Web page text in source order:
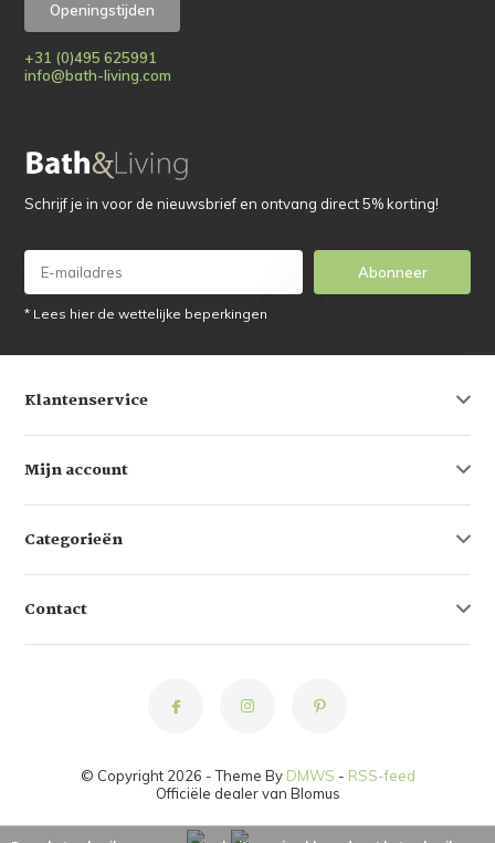
Openingstijden
+31 (0)495 625991
info@bath-living.com
Schrijf je in voor de nieuwsbrief en ontvang direct 5% korting!
Abonneer
* Lees hier de wettelijke beperkingen
Klantenservice
Mijn account
Categorieën
Contact
© Copyright 2026 - Theme By DMWS - RSS-feed
Officiële dealer van Blomus